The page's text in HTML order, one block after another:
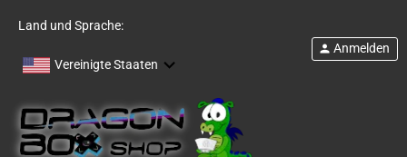
Land und Sprache:
Vereinigte Staaten
person Anmelden